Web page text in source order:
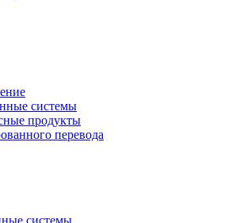
системы
продукты
перевода
системы